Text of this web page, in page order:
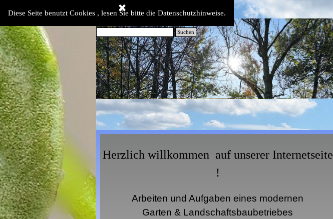
Diese Seite benutzt Cookies , lesen Sie bitte die Datenschutzhinweise.
Suchen
Lorem ipsum dolor sit amet, consectetur adipiscing elit.
Donec commodo sapien et dapibus consequat.
Phasellus a sagittis massa. Suspendisse potenti.
Herzlich willkommen auf unserer Internetseite
!
Arbeiten und Aufgaben eines modernen
Garten & Landschaftsbaubetriebes